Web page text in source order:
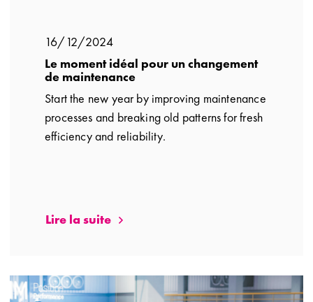
16/12/2024
Le moment idéal pour un changement
de maintenance
Start the new year by improving maintenance
processes and breaking old patterns for fresh
efficiency and reliability.
Lire la suite